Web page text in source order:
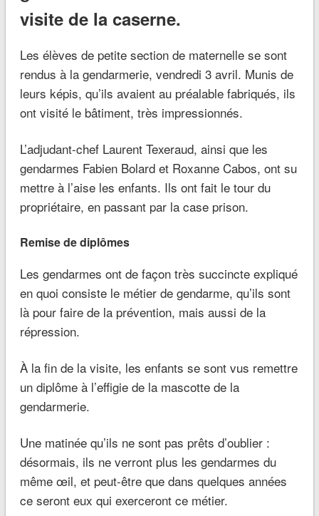
visite de la caserne.
Les élèves de petite section de maternelle se sont
rendus à la gendarmerie, vendredi 3 avril. Munis de
leurs képis, qu’ils avaient au préalable fabriqués, ils
ont visité le bâtiment, très impressionnés.
L’adjudant-chef Laurent Texeraud, ainsi que les
gendarmes Fabien Bolard et Roxanne Cabos, ont su
mettre à l’aise les enfants. Ils ont fait le tour du
propriétaire, en passant par la case prison.
Remise de diplômes
Les gendarmes ont de façon très succincte expliqué
en quoi consiste le métier de gendarme, qu’ils sont
là pour faire de la prévention, mais aussi de la
répression.
À la fin de la visite, les enfants se sont vus remettre
un diplôme à l’effigie de la mascotte de la
gendarmerie.
Une matinée qu’ils ne sont pas prêts d’oublier :
désormais, ils ne verront plus les gendarmes du
même œil, et peut-être que dans quelques années
ce seront eux qui exerceront ce métier.